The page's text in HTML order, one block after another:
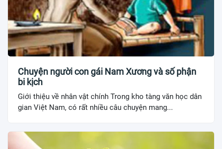
Chuyện người con gái Nam Xương và số phận
bi kịch
Giới thiệu về nhân vật chính Trong kho tàng văn học dân
gian Việt Nam, có rất nhiều câu chuyện mang...